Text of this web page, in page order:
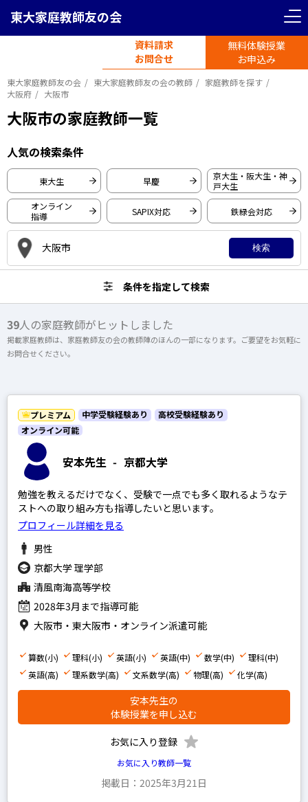
東大家庭教師友の会
資料請求
お問合せ
無料体験授業
お申込み
＜ 戻る
早稲田大学
慶應義塾大学
一橋大学
東京工業大学
京都大学
大阪大学
開成高等学校
桜蔭高等学校
女子学院高等学校
筑波大学附属駒場高等学校
渋谷教育学園幕張高等学校
灘高等学校
SAPIX
日能研
早稲田アカデミー
浜学園
希学園
東大家庭教師友の会 東大家庭教師友の会の教師
家庭教師を探す
大阪府
大阪市
大阪市の家庭教師一覧
人気の検索条件
東大生 早慶
京大生・阪大生・神
戸大生
オンライン
指導
SAPIX対応 鉄緑会対応
大阪市 検索
条件を指定して検索
39人の家庭教師がヒットしました
掲載家庭教師は、家庭教師友の会の教師陣のほんの一部になります。ご要望をお気軽に
お問合せください。
安本先生 - 京都大学
プレミアム 中学受験経験あり
高校受験経験あり
オンライン可能
勉強を教えるだけでなく、受験で一点でも多く取れるようなテ
ストへの取り組み方も指導したいと思います。
プロフィール詳細を見る
男性
京都大学 理学部
清風南海高等学校
2028年3月まで指導可能
大阪市・東大阪市・オンライン派遣可能
算数(小) 理科(小) 英語(小) 英語(中) 数学(中)
理科(中)
英語(高)
理系数学(高) 文系数学(高) 物理(高) 化学(高)
安本先生の
体験授業を申し込む
お気に入り登録
お気に入り教師一覧
掲載日：2025年3月21日
＜ 戻る リセット
東京都 神奈川県
埼玉県
関西圏エリア
大阪府 京都府
上記以外のエリア（海外含む）はオンライン指導で対応可能です
オンライン家庭教師